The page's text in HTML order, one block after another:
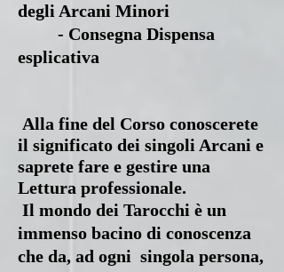
degli Arcani Minori
- Consegna Dispensa
esplicativa
Alla fine del Corso conoscerete
il significato dei singoli Arcani e
saprete fare e gestire una
Lettura professionale.
Il mondo dei Tarocchi è un
immenso bacino di conoscenza
che da, ad ogni singola persona,